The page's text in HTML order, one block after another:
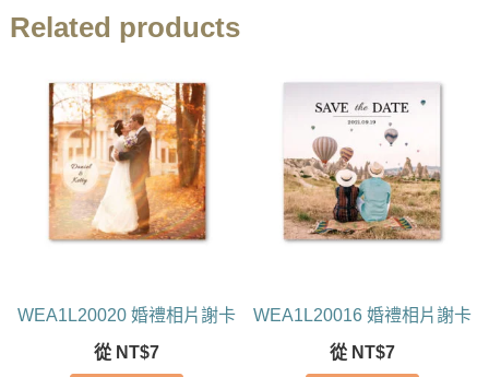
Related products
WEA1L20020 婚禮相片謝卡
從 NT$7
WEA1L20016 婚禮相片謝卡
從 NT$7